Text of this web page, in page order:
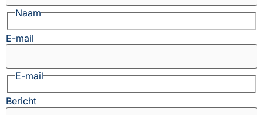
Naam
E-mail
E-mail
Bericht